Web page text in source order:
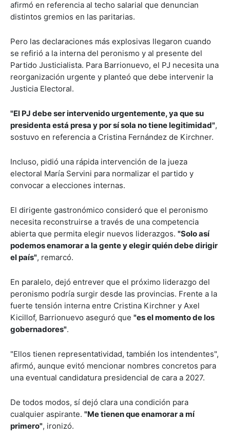
afirmó en referencia al techo salarial que denuncian
distintos gremios en las paritarias.
Pero las declaraciones más explosivas llegaron cuando
se refirió a la interna del peronismo y al presente del
Partido Justicialista. Para Barrionuevo, el PJ necesita una
reorganización urgente y planteó que debe intervenir la
Justicia Electoral.
"El PJ debe ser intervenido urgentemente, ya que su
presidenta está presa y por sí sola no tiene legitimidad",
sostuvo en referencia a Cristina Fernández de Kirchner.
Incluso, pidió una rápida intervención de la jueza
electoral María Servini para normalizar el partido y
convocar a elecciones internas.
El dirigente gastronómico consideró que el peronismo
necesita reconstruirse a través de una competencia
abierta que permita elegir nuevos liderazgos. "Solo así
podemos enamorar a la gente y elegir quién debe dirigir
el país", remarcó.
En paralelo, dejó entrever que el próximo liderazgo del
peronismo podría surgir desde las provincias. Frente a la
fuerte tensión interna entre Cristina Kirchner y Axel
Kicillof, Barrionuevo aseguró que "es el momento de los
gobernadores".
"Ellos tienen representatividad, también los intendentes",
afirmó, aunque evitó mencionar nombres concretos para
una eventual candidatura presidencial de cara a 2027.
De todos modos, sí dejó clara una condición para
cualquier aspirante. "Me tienen que enamorar a mí
primero", ironizó.